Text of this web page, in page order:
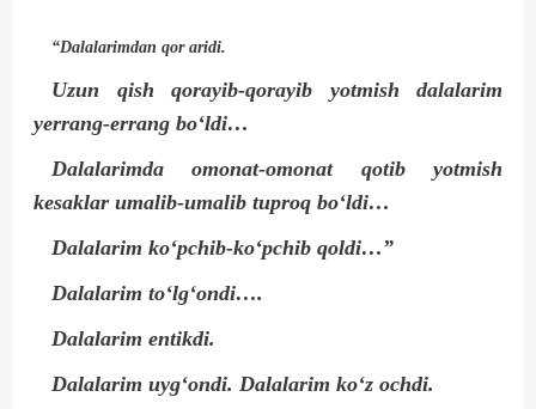
“Dalalarimdan qor aridi.
Uzun qish qorayib-qorayib yotmish dalalarim
yerrang-errang bo‘ldi…
Dalalarimda omonat-omonat qotib yotmish
kesaklar umalib-umalib tuproq bo‘ldi…
Dalalarim ko‘pchib-ko‘pchib qoldi…”
Dalalarim to‘lg‘ondi….
Dalalarim entikdi.
Dalalarim uyg‘ondi. Dalalarim ko‘z ochdi.